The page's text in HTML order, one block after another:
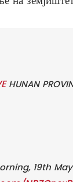
HUNAN
19th